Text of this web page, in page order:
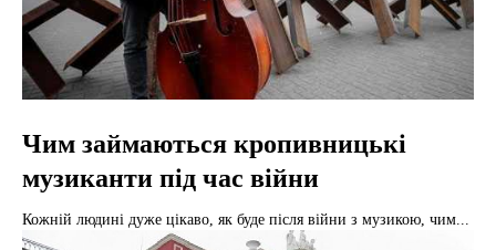
Чим займаються кропивницькі
музиканти під час війни
Кожній людині дуже цікаво, як буде після війни з музикою, чим...